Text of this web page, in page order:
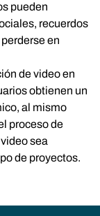
pueden
recuerdos
en
de video en
obtienen un
al mismo
proceso de
sea
de proyectos.